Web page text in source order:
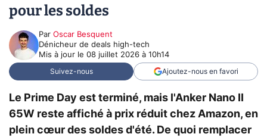
pour les soldes
Par Oscar Besquent
Dénicheur de deals high-tech
Mis à jour le 08 juillet 2026 à 10h14
Suivez-nous Ajoutez-nous en favori
Le Prime Day est terminé, mais l'Anker Nano II
65W reste affiché à prix réduit chez Amazon, en
plein cœur des soldes d'été. De quoi remplacer